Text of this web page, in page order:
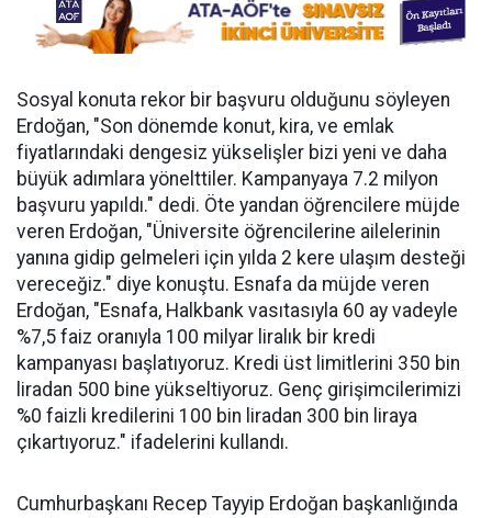
Sosyal konuta rekor bir başvuru olduğunu söyleyen
Erdoğan, "Son dönemde konut, kira, ve emlak
fiyatlarındaki dengesiz yükselişler bizi yeni ve daha
büyük adımlara yönelttiler. Kampanyaya 7.2 milyon
başvuru yapıldı." dedi. Öte yandan öğrencilere müjde
veren Erdoğan, "Üniversite öğrencilerine ailelerinin
yanına gidip gelmeleri için yılda 2 kere ulaşım desteği
vereceğiz." diye konuştu. Esnafa da müjde veren
Erdoğan, "Esnafa, Halkbank vasıtasıyla 60 ay vadeyle
%7,5 faiz oranıyla 100 milyar liralık bir kredi
kampanyası başlatıyoruz. Kredi üst limitlerini 350 bin
liradan 500 bine yükseltiyoruz. Genç girişimcilerimizi
%0 faizli kredilerini 100 bin liradan 300 bin liraya
çıkartıyoruz." ifadelerini kullandı.
Cumhurbaşkanı Recep Tayyip Erdoğan başkanlığında